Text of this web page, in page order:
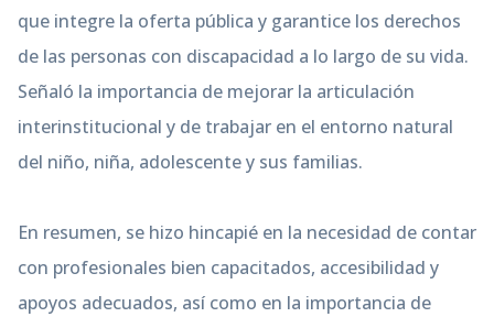
que integre la oferta pública y garantice los derechos
de las personas con discapacidad a lo largo de su vida.
Señaló la importancia de mejorar la articulación
interinstitucional y de trabajar en el entorno natural
del niño, niña, adolescente y sus familias.
En resumen, se hizo hincapié en la necesidad de contar
con profesionales bien capacitados, accesibilidad y
apoyos adecuados, así como en la importancia de